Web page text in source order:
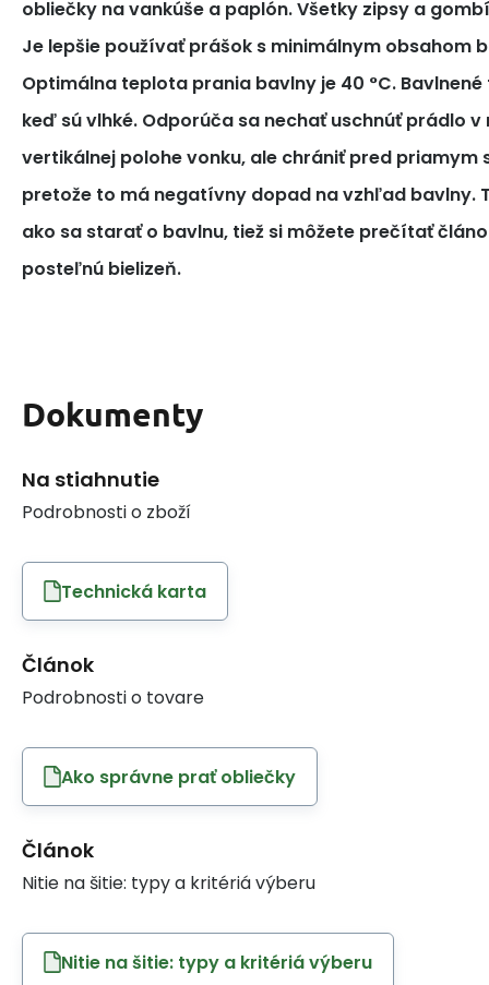
obliečky na vankúše a paplón. Všetky zipsy a
Je lepšie používať prášok s minimálnym obsahom
Optimálna teplota prania bavlny je 40 °C. Bavlnené
keď sú vlhké. Odporúča sa nechať uschnúť prádlo
vertikálnej polohe vonku, ale chrániť pred priamym
pretože to má negatívny dopad na vzhľad bavlny.
ako sa starať o bavlnu, tiež si môžete prečítať
posteľnú bielizeň.
Dokumenty
Na stiahnutie
Podrobnosti o zboží
Technická karta
Článok
Podrobnosti o tovare
Ako správne prať obliečky
Článok
Nitie na šitie: typy a kritériá výberu
Nitie na šitie: typy a kritériá výberu